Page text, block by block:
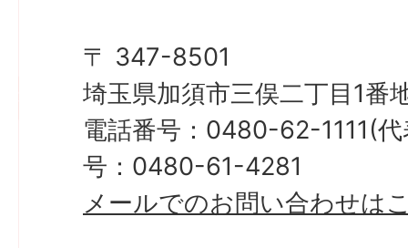
〒 347-8501
埼玉県加須市三俣二丁目1番
電話番号：0480-62-1111(
号：0480-61-4281
メールでのお問い合わせは